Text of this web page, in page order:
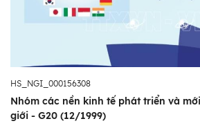
HS_NGI_000156308
Nhóm các nền kinh tế phát triển và
giới - G20 (12/1999)